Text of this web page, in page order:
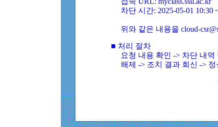
차단 시간: 2025-05-01 10:30
위와 같은 내용을 cloud-
■ 처리 절차
요청 내용 확인 -> 차단 내
해제 -> 조치 결과 회신 ->